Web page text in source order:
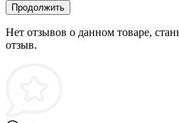
Продолжить
Нет отзывов о данном товаре,
отзыв.